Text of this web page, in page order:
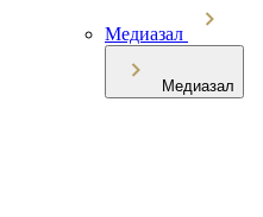
Медиазал
Медиазал